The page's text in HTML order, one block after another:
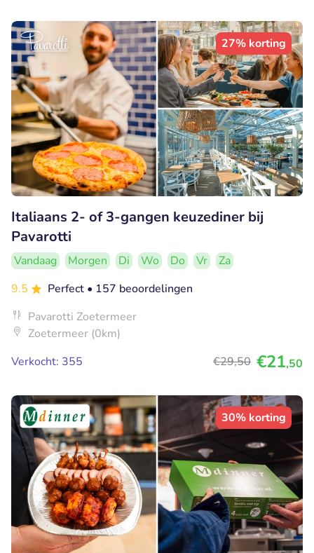
27% korting
Italiaans 2- of 3-gangen keuzediner bij
Pavarotti
Vandaag Morgen Di Wo Do Vr
Za
9.5
Perfect • 157 beoordelingen
Pavarotti Zoetermeer
Zoetermeer (0km)
Verkocht: 355
€29,50 €21,50
30% korting